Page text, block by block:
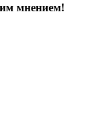
мнением!